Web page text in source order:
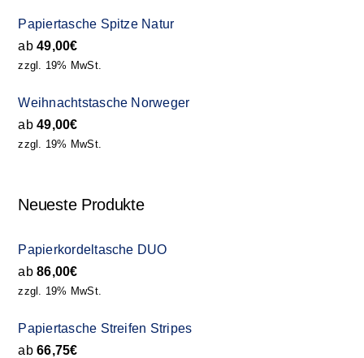
Papiertasche Spitze Natur
ab49,00€
zzgl. 19% MwSt.
Weihnachtstasche Norweger
ab49,00€
zzgl. 19% MwSt.
Neueste Produkte
Papierkordeltasche DUO
ab86,00€
zzgl. 19% MwSt.
Papiertasche Streifen Stripes
ab66,75€